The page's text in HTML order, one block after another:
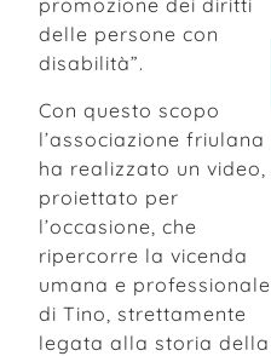
promozione dei diritti
delle persone con
disabilità”.
Con questo scopo
l’associazione friulana
ha realizzato un video,
proiettato per
l’occasione, che
ripercorre la vicenda
umana e professionale
di Tino, strettamente
legata alla storia della